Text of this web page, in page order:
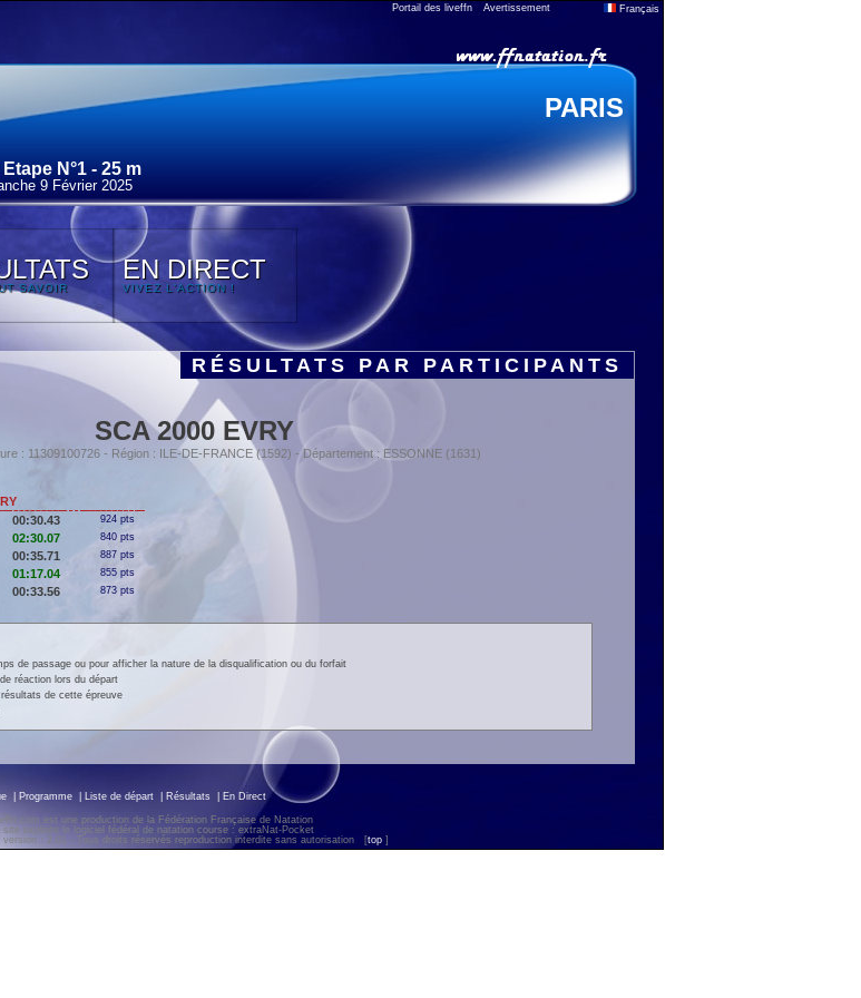
Portail des liveffn Avertissement Français
PARIS
N°1 - 25 m
9 Février 2025
SAVOIR
EN DIRECT
VIVEZ L'ACTION !
RÉSULTATS PAR PARTICIPANTS
SCA 2000 EVRY
: 11309100726 - Région : ILE-DE-FRANCE (1592) - Département : ESSONNE (1631)
00:30.43 924 pts
02:30.07 840 pts
00:35.71 887 pts
01:17.04 855 pts
00:33.56 873 pts
de passage ou pour afficher la nature de la disqualification ou du forfait
réaction lors du départ
de cette épreuve
Programme Liste de départ Résultats En Direct
est une production de la Fédération Française de Natation
site exploite le logiciel fédéral de natation course : extraNat-Pocket
: 2.01 - Tous droits réservés reproduction interdite sans autorisation
[top ]